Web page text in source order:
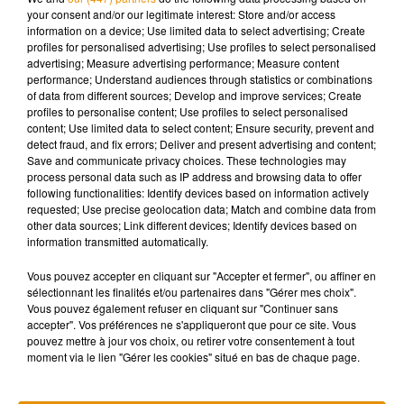
Musique
6 août 2026
Pomme emprunte le décor de l’émission
« Loups Garous » pour son...
6 août 2026
La version réécrite de « Beautiful Day »
interprétée lors des...
your consent and/or our legitimate interest: Store and/or access
information on a device; Use limited data to select advertising; Create
profiles for personalised advertising; Use profiles to select personalised
advertising; Measure advertising performance; Measure content
performance; Understand audiences through statistics or combinations
of data from different sources; Develop and improve services; Create
profiles to personalise content; Use profiles to select personalised
content; Use limited data to select content; Ensure security, prevent and
detect fraud, and fix errors; Deliver and present advertising and content;
Save and communicate privacy choices. These technologies may
process personal data such as IP address and browsing data to offer
following functionalities: Identify devices based on information actively
requested; Use precise geolocation data; Match and combine data from
other data sources; Link different devices; Identify devices based on
information transmitted automatically.
Vous pouvez accepter en cliquant sur "Accepter et fermer", ou affiner en
sélectionnant les finalités et/ou partenaires dans "Gérer mes choix".
Vous pouvez également refuser en cliquant sur "Continuer sans
accepter". Vos préférences ne s'appliqueront que pour ce site. Vous
pouvez mettre à jour vos choix, ou retirer votre consentement à tout
moment via le lien "Gérer les cookies" situé en bas de chaque page.